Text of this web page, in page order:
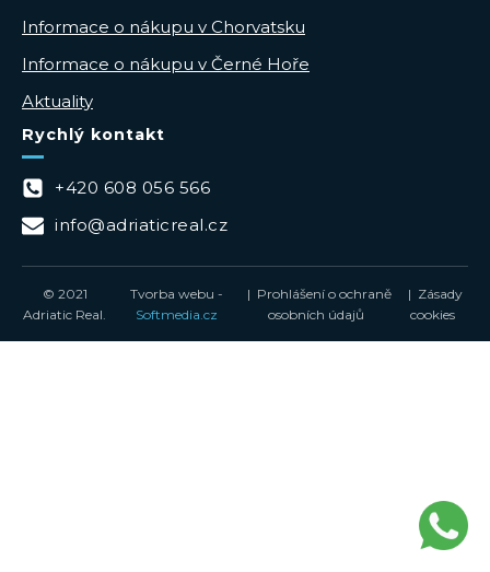
Informace o nákupu v Chorvatsku
Informace o nákupu v Černé Hoře
Aktuality
Rychlý kontakt
+420 608 056 566
info@adriaticreal.cz
© 2021
Adriatic Real.
Tvorba webu -
Softmedia.cz
| Prohlášení o ochraně
osobních údajů
| Zásady
cookies